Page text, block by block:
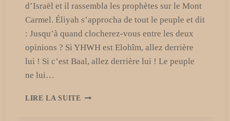
d’Israël et il rassembla les prophètes sur le Mont
Carmel. Éliyah s’approcha de tout le peuple et dit
: Jusqu’à quand clocherez-vous entre les deux
opinions ? Si YHWH est Elohîm, allez derrière
lui ! Si c’est Baal, allez derrière lui ! Le peuple
ne lui…
LIRE LA SUITE LA